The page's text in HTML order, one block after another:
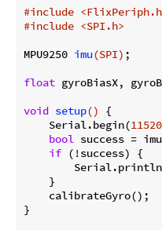
#include
#include <SPI.h>
MPU9250 imu(SPI) ;
float gyroBiasX,
void setup()
{
    Serial.begin(
bool success =
if (!success) {
    }
    calibrateGyro();
}